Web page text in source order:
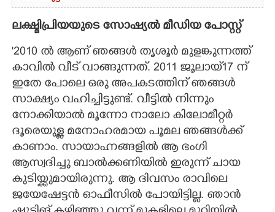
ലക്ഷ്മിപ്രിയയുടെ സോഷ്യൽ മീഡിയ പോസ്റ്റ്
'2010 ൽ ആണ് ഞങ്ങൾ തൃശൂർ മുളങ്കുന്നത്ത്
കാവിൽ വീട് വാങ്ങുന്നത്. 2011 ജൂലായ്17 ന്
ഇതേ പോലെ ഒരു അപകടത്തിന് ഞങ്ങൾ
സാക്ഷ്യം വഹിച്ചിട്ടുണ്ട്. വീട്ടിൽ നിന്നും
നോക്കിയാൽ മൂന്നോ നാലോ കിലോമീറ്റർ
ദൂരെയുള്ള മനോഹരമായ പൂമല ഞങ്ങൾക്ക്
കാണാം. സായാഹ്നങ്ങളിൽ ആ ഭംഗി
ആസ്വദിച്ചു ബാൽക്കണിയിൽ ഇരുന്ന് ചായ
കുടിയ്ക്കുമായിരുന്നു. ആ ദിവസം രാവിലെ
ജയേഷേട്ടൻ ഓഫീസിൽ പോയിട്ടില്ല. ഞാൻ